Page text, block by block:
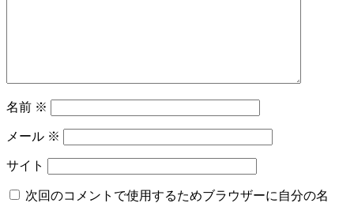
名前 ※
メール ※
サイト
次回のコメントで使用するためブラウザーに自分の名